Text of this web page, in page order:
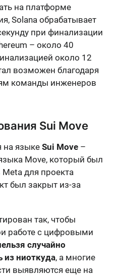
на платформе
Solana обрабатывает
при финализации
– около 40
около 12
возможен благодаря
команды инженеров
Sui Move
на языке Sui Move –
Move, который был
для проекта
был закрыт из-за
так, чтобы
работе с цифровыми
случайно
из ниоткуда, а многие
выявляются еще на